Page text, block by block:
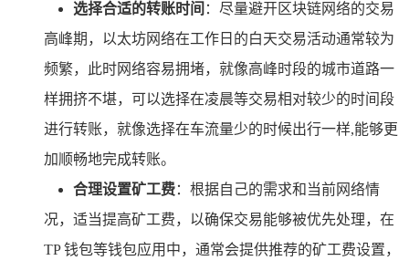
选择合适的转账时间 ：尽量避开区块链网络的交易
高峰期，以太坊网络在工作日的白天交易活动通常较为
频繁，此时网络容易拥堵，就像高峰时段的城市道路一
样拥挤不堪，可以选择在凌晨等交易相对较少的时间段
进行转账，就像选择在车流量少的时候出行一样,能够更
加顺畅地完成转账。
合理设置矿工费：根据自己的需求和当前网络情
况，适当提高矿工费，以确保交易能够被优先处理，在
TP 钱包等钱包应用中，通常会提供推荐的矿工费设置，